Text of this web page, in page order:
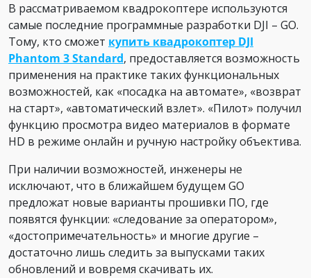
В рассматриваемом квадрокоптере используются
самые последние программные разработки DJI – GO.
Тому, кто сможет купить квадрокоптер DJI
Phantom 3 Standard, предоставляется возможность
применения на практике таких функциональных
возможностей, как «посадка на автомате», «возврат
на старт», «автоматический взлет». «Пилот» получил
функцию просмотра видео материалов в формате
HD в режиме онлайн и ручную настройку объектива.
При наличии возможностей, инженеры не
исключают, что в ближайшем будущем GO
предложат новые варианты прошивки ПО, где
появятся функции: «следование за оператором»,
«достопримечательность» и многие другие –
достаточно лишь следить за выпусками таких
обновлений и вовремя скачивать их.